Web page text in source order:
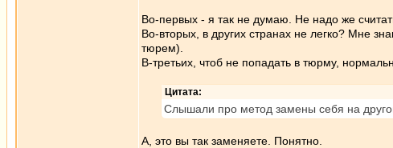
Во-первых - я так не думаю. Не надо же
Во-вторых, в других странах не легко? Мне
тюрем).
В-третьих, чтоб не попадать в тюрму,
Цитата:
Слышали про метод замены себя на
А, это вы так заменяете. Понятно.